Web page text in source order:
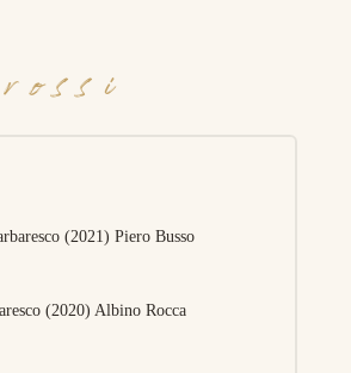
(2021) Piero Busso
(2020) Albino Rocca